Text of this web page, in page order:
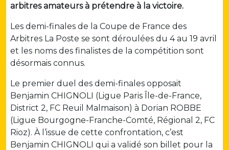
arbitres amateurs à prétendre à la victoire.
Les demi-finales de la Coupe de France des
Arbitres La Poste se sont déroulées du 4 au 19 avril
et les noms des finalistes de la compétition sont
désormais connus.
Le premier duel des demi-finales opposait
Benjamin CHIGNOLI (Ligue Paris Île-de-France,
District 2, FC Reuil Malmaison) à Dorian ROBBE
(Ligue Bourgogne-Franche-Comté, Régional 2, FC
Rioz). À l’issue de cette confrontation, c’est
Benjamin CHIGNOLI qui a validé son billet pour la